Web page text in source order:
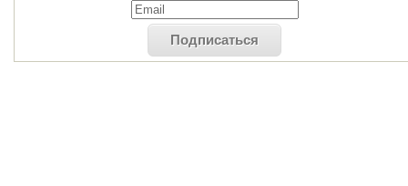
Подписаться